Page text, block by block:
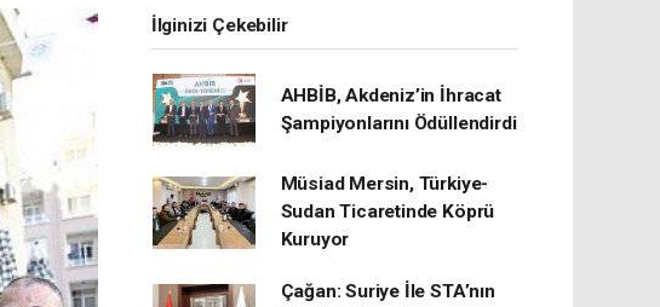
İlginizi Çekebilir
AHBİB, Akdeniz’in İhracat
Şampiyonlarını Ödüllendirdi
Müsiad Mersin, Türkiye-
Sudan Ticaretinde Köprü
Kuruyor
Çağan: Suriye İle STA’nın